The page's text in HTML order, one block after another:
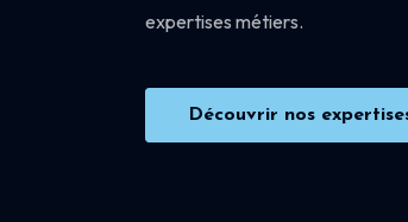
expertises métiers.
Découvrir nos